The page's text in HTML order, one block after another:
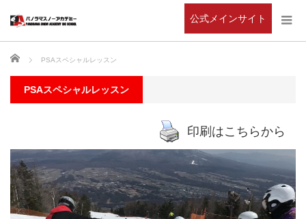
公式メインサイト
ホーム PSAスペシャルレッスン
PSAスペシャルレッスン
印刷はこちらから